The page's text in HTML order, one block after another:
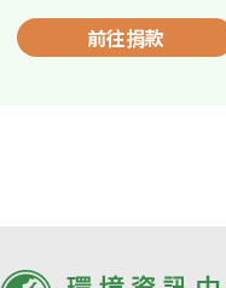
前往捐款